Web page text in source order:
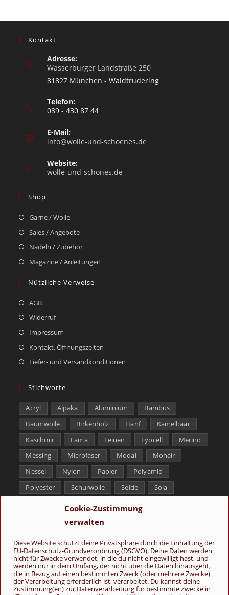
Cookie-Zustimmung
verwalten
Diese Website schützt deine Privatsphäre durch die Einhaltung der
EU-Datenschutz-Grundverordnung (DSGVO). Deine Daten werden
nicht für Zwecke verwendet, in die du nicht eingewilligt hast, und
werden nur in dem Umfang, der nicht über die Daten hinausgeht,
die in Bezug auf einen bestimmten Zweck (oder mehrere Zwecke)
der Verarbeitung erforderlich ist, verarbeitet. Du kannst deine
Zustimmung(en) zur Datenverarbeitung für bestimmte Zwecke in
Kontakt
Adresse:
Wasserburger Landstraße 250
81827 München - Waldtrudering
Telefon:
089 - 430 87 44
E-Mail:
info@wolle-und-schoenes.de
Website:
wolle-und-schönes.de
Shop
Garne / Wolle
Sales / Angebote
Nadeln / Zubehör
Magazine / Anleitungen
Nützliche Verweise
AGB
Widerruf
Impressum
Kontakt, Öffnungszeiten
Liefer- und Versandkonditionen
Stichworte
Acryl Alpaka Aluminium
Bambus
Baumwolle
Birkenholz Hanf
Kamelhaar
Kaschmir
Lama Leinen Lyocell
Merino
Messing
Microfaser Modal
Mohair
Nessel
Nylon Papier
Polyamid
Polyester
Schurwolle Seide
Soja
Tencel
Yak
Folge uns